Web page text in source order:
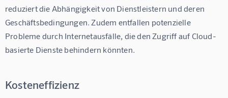
reduziert die Abhängigkeit von Dienstleistern und deren
Geschäftsbedingungen. Zudem entfallen potenzielle
Probleme durch Internetausfälle, die den Zugriff auf Cloud-
basierte Dienste behindern könnten.
Kosteneffizienz